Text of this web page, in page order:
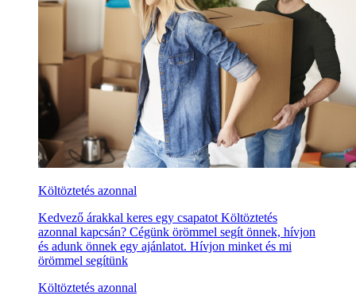
Költöztetés azonnal
Kedvező árakkal keres egy csapatot Költöztetés
azonnal kapcsán? Cégünk örömmel segít önnek, hívjon
és adunk önnek egy ajánlatot. Hívjon minket és mi
örömmel segítünk
Költöztetés azonnal